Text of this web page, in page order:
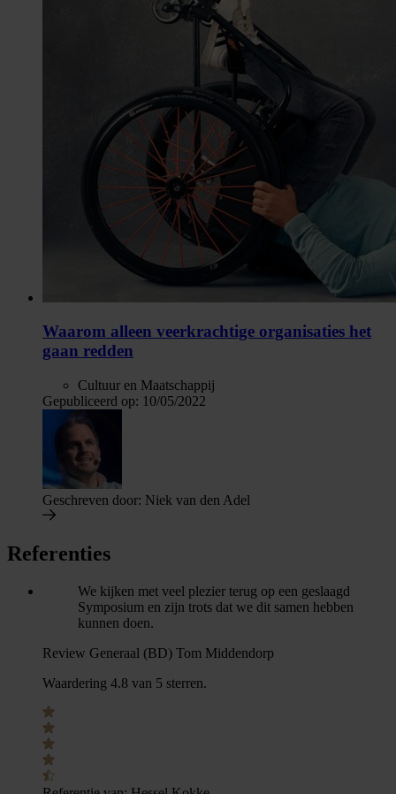
Waarom alleen veerkrachtige organisaties het
gaan redden
Cultuur en Maatschappij
Gepubliceerd op: 10/05/2022
Geschreven door: Niek van den Adel
Referenties
We kijken met veel plezier terug op een geslaagd
Symposium en zijn trots dat we dit samen hebben
kunnen doen.
Review Generaal (BD) Tom Middendorp
Waardering 4.8 van 5 sterren.